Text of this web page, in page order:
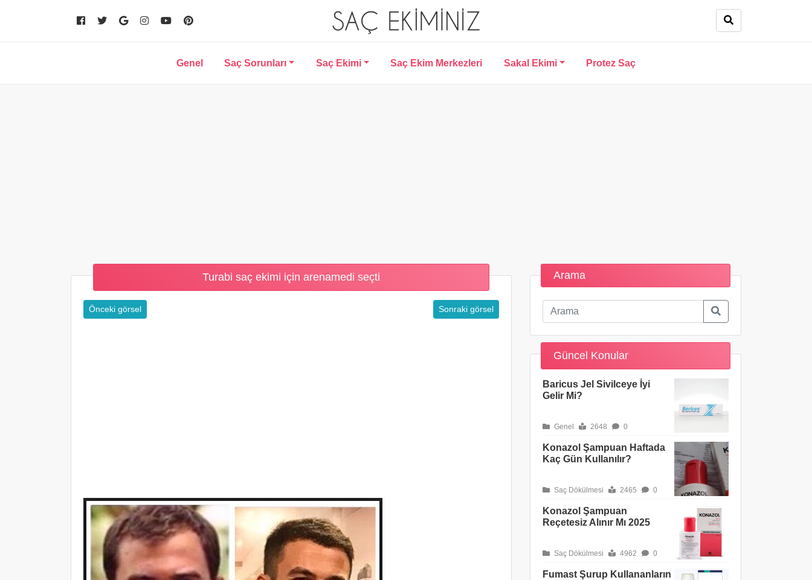
Genel Saç Sorunları Saç Ekimi Saç Ekim Merkezleri Sakal Ekimi Protez Saç
Turabi saç ekimi için arenamedi seçti
Önceki görsel Sonraki görsel
Arama
Güncel Konular
Baricus Jel Sivilceye İyi
Gelir Mi?
Genel 2648 0
Konazol Şampuan Haftada
Kaç Gün Kullanılır?
Saç Dökülmesi 2465 0
Konazol Şampuan
Reçetesiz Alınır Mı 2025
Saç Dökülmesi 4962 0
Fumast Şurup Kullananların